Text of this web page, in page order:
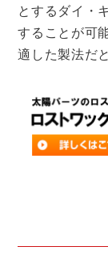
とするダイ・
することが可
適した製法だ